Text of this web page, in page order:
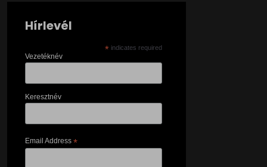
Hírlevél
* indicates required
Vezetéknév
Keresztnév
Email Address *